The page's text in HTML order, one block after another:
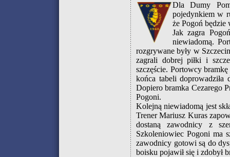
Dla Dumy
pojedynkiem w
że Pogoń będzie
Jak zagra
niewiadomą.
rozgrywane były w
zagrali dobrej piłki i
szczęście. Portowcy
końca tabeli
Dopiero bramka Cezarego
Pogoni.
Kolejną niewiadomą jest
Trener Mariusz Kuras
dostaną zawodnicy z
Szkoleniowiec Pogoni ma
zawodnicy gotowi są do
boisku pojawił się i zdobył